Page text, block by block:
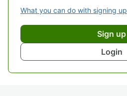
What you can do with signing up
Sign up
Login